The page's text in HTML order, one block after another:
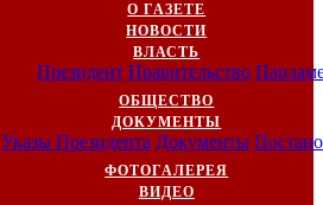
О ГАЗЕТЕ
НОВОСТИ
ВЛАСТЬ
Президент Правительство
ОБЩЕСТВО
ДОКУМЕНТЫ
Указы Президента Документы
ФОТОГАЛЕРЕЯ
ВИДЕО